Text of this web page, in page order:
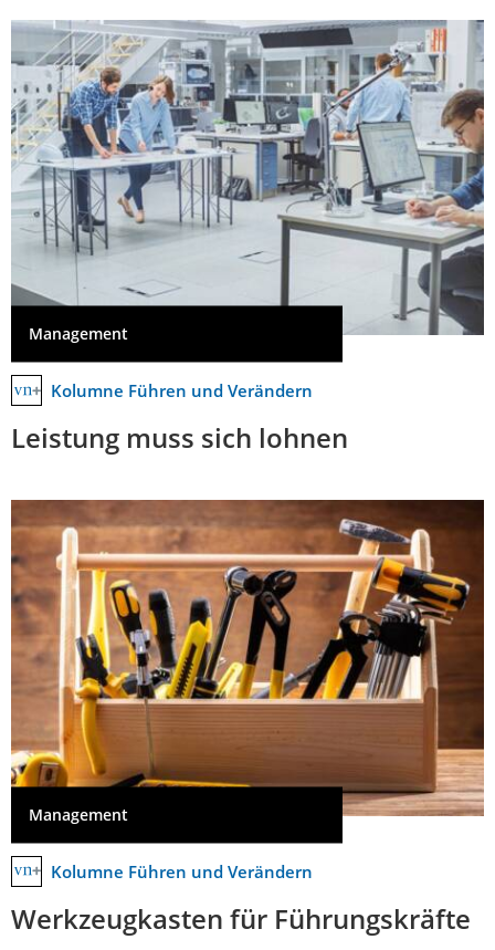
Management
Kolumne Führen und Verändern
Leistung muss sich lohnen
Management
Kolumne Führen und Verändern
Werkzeugkasten für Führungskräfte